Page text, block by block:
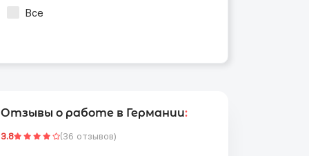
Все
Отзывы о работе в Германии:
3.8 (36 отзывов)